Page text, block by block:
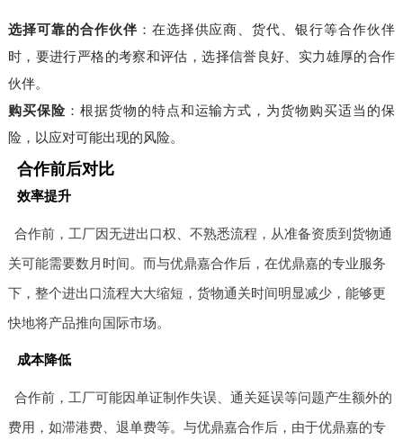
选择可靠的合作伙伴：在选择供应商、货代、银行等合作伙伴
时，要进行严格的考察和评估，选择信誉良好、实力雄厚的合作
伙伴。
购买保险：根据货物的特点和运输方式，为货物购买适当的保
险，以应对可能出现的风险。
合作前后对比
效率提升
合作前，工厂因无进出口权、不熟悉流程，从准备资质到货物通
关可能需要数月时间。而与优鼎嘉合作后，在优鼎嘉的专业服务
下，整个进出口流程大大缩短，货物通关时间明显减少，能够更
快地将产品推向国际市场。
成本降低
合作前，工厂可能因单证制作失误、通关延误等问题产生额外的
费用，如滞港费、退单费等。与优鼎嘉合作后，由于优鼎嘉的专